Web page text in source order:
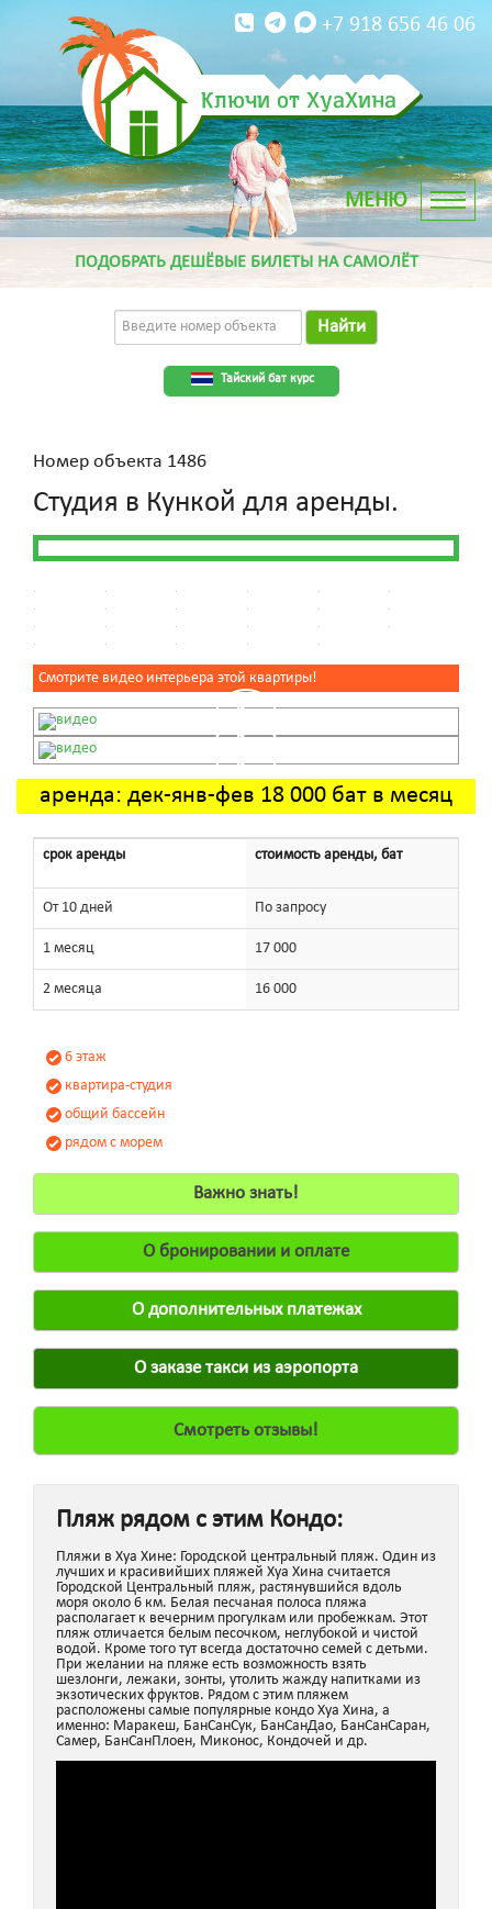
Ключи от ХуаХина
+7 918 656 46 06
ПОДОБРАТЬ ДЕШЁВЫЕ БИЛЕТЫ НА САМОЛЁТ
Найти
Тайский бат курс
Номер объекта 1486
Студия в Кункой для аренды.
Смотрите видео интерьера этой квартиры!
аренда: дек-янв-фев 18 000 бат в месяц
срок аренды
От 10 дней
1 месяц
2 месяца
стоимость аренды, бат
По запросу
17 000
16 000
6 этаж
квартира-студия
общий бассейн
рядом с морем
Важно знать!
О бронировании и оплате
О дополнительных платежах
О заказе такси из аэропорта
Смотреть отзывы!
Пляж рядом с этим Кондо:
Пляжи в Хуа Хине: Городской центральный пляж. Один из
лучших и красивийших пляжей Хуа Хина считается
Городской Центральный пляж, растянувшийся вдоль
моря около 6 км. Белая песчаная полоса пляжа
располагает к вечерним прогулкам или пробежкам. Этот
пляж отличается белым песочком, неглубокой и чистой
водой. Кроме того тут всегда достаточно семей с детьми.
При желании на пляже есть возможность взять
шезлонги, лежаки, зонты, утолить жажду напитками из
экзотических фруктов. Рядом с этим пляжем
расположены самые популярные кондо Хуа Хина, а
именно: Маракеш, БанСанСук, БанСанДао, БанСанСаран,
Самер, БанСанПлоен, Миконос, Кондочей и др.